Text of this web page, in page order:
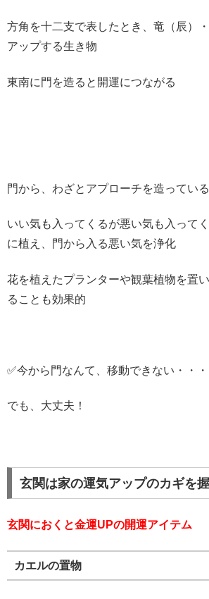
方角を十二支で表したとき、竜（辰）
アップする生き物
東南に門を造ると開運につながる
門から、わざとアプローチを造っている
いい気も入ってくるが悪い気も入って
に植え、門から入る悪い気を浄化
花を植えたプランターや観葉植物を置
ることも効果的
✅今から門なんて、移動できない・・・
でも、大丈夫！
玄関は家の運気アップのカギを
玄関におくと金運UPの開運アイテム
カエルの置物